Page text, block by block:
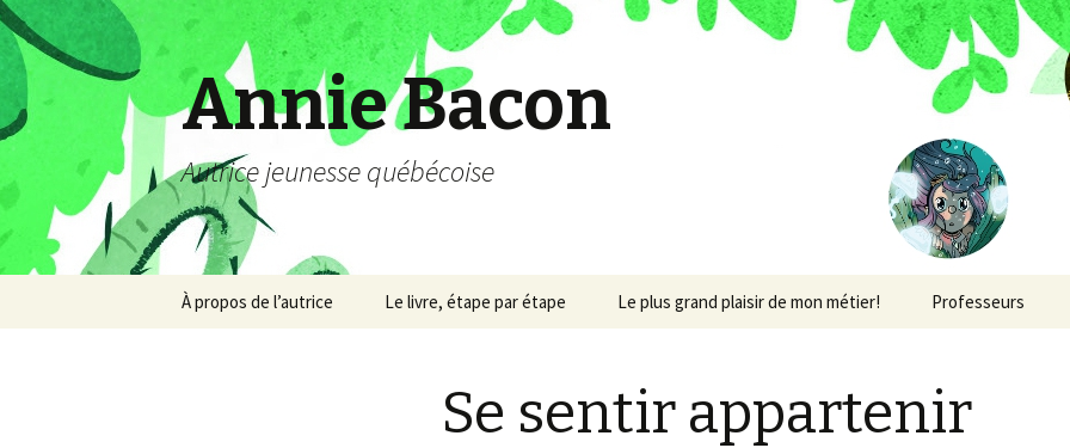
Annie Bacon
Autrice jeunesse québécoise
Aller
À propos de l’autrice Le livre, étape par étape Le plus grand plaisir de mon métier! Professeurs
Se sentir appartenir